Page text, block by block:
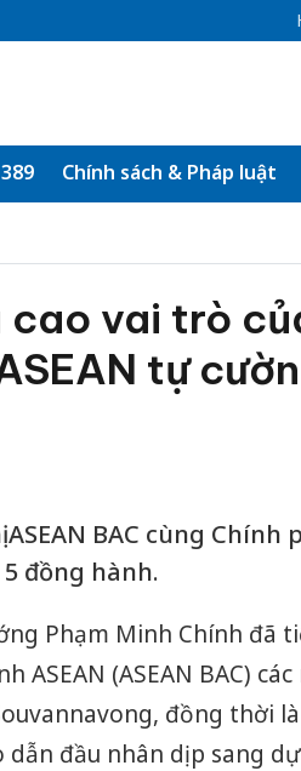
Chính sách & Pháp luật
cao vai trò
tự
BAC cùng Chính
đồng hành.
Phạm Minh Chính đã
(ASEAN BAC)
đồng thời
đầu nhân dịp sang